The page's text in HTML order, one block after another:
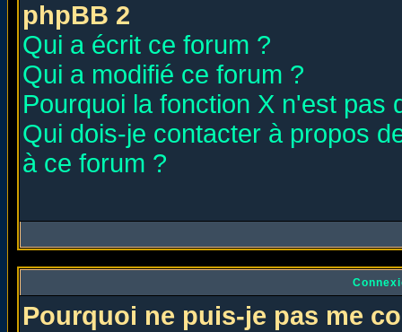
phpBB 2
Qui a écrit ce forum ?
Qui a modifié ce forum ?
Pourquoi la fonction X n'est pas
Qui dois-je contacter à propos
à ce forum ?
Pourquoi ne puis-je pas me